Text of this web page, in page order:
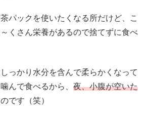
パックを使いたくなる所だけど、こ
くさん栄養があるので捨てずに食べ
っかり水分を含んで柔らかくなって
んで食べるから、 夜、小腹が空いた
です（笑）